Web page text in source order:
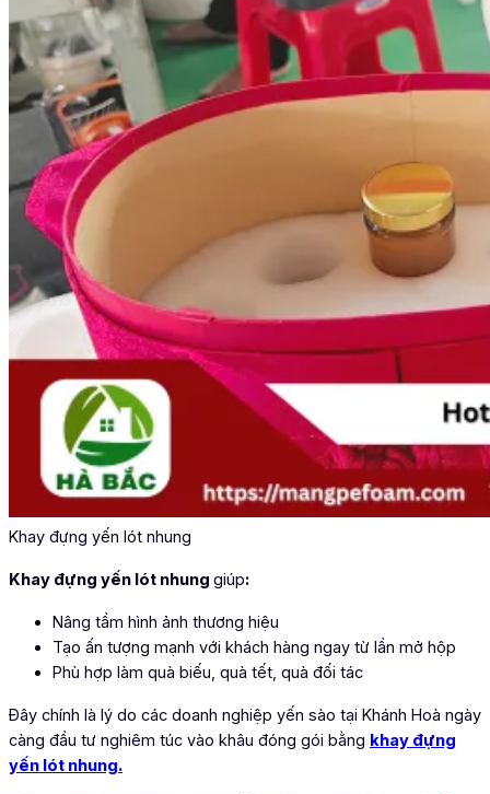
Khay đựng yến lót nhung
Khay đựng yến lót nhung giúp:
Nâng tầm hình ảnh thương hiệu
Tạo ấn tượng mạnh với khách hàng ngay từ lần mở hộp
Phù hợp làm quà biếu, quà tết, quà đối tác
Đây chính là lý do các doanh nghiệp yến sào tại Khánh Hoà ngày
càng đầu tư nghiêm túc vào khâu đóng gói bằng khay đựng
yến lót nhung.